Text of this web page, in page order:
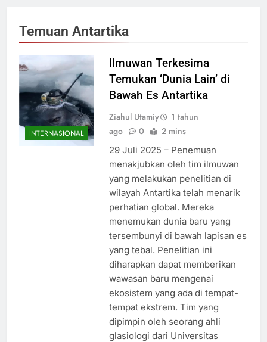
Temuan Antartika
INTERNASIONAL
Ilmuwan Terkesima
Temukan ‘Dunia Lain’ di
Bawah Es Antartika
Ziahul Utamiy
1 tahun
ago
0 2 mins
29 Juli 2025 – Penemuan
menakjubkan oleh tim ilmuwan
yang melakukan penelitian di
wilayah Antartika telah menarik
perhatian global. Mereka
menemukan dunia baru yang
tersembunyi di bawah lapisan es
yang tebal. Penelitian ini
diharapkan dapat memberikan
wawasan baru mengenai
ekosistem yang ada di tempat-
tempat ekstrem. Tim yang
dipimpin oleh seorang ahli
glasiologi dari Universitas